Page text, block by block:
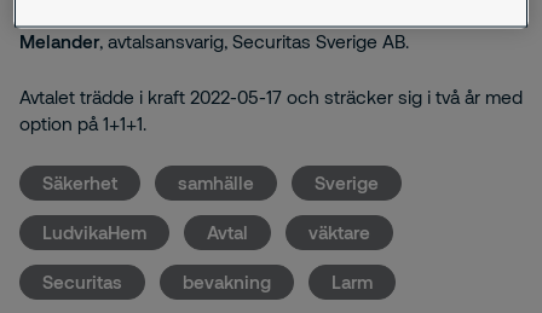
Melander, avtalsansvarig, Securitas Sverige AB.
Avtalet trädde i kraft 2022-05-17 och sträcker sig i två år med
option på 1+1+1.
Säkerhet samhälle Sverige
LudvikaHem Avtal väktare
Securitas bevakning Larm